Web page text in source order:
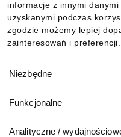
informacje z innymi
uzyskanymi podczas
zgodzie możemy lepiej
zainteresowań i preferencji.
zgody
Niezbędne
Funkcjonalne
Analityczne /
Pobierz